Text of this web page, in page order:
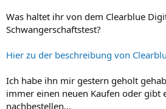
Was haltet ihr von dem Clearblue
Schwangerschaftstest?
Hier zu der beschreibung von
Ich habe ihn mir gestern geholt
immer einen neuen Kaufen oder gibt
nachbestellen...